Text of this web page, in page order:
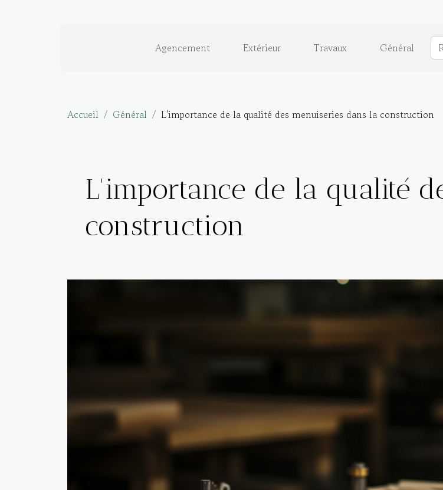
Agencement Extérieur Travaux Général
Accueil Général L'importance de la qualité des menuiseries dans la construction
L'importance de la qualité
construction